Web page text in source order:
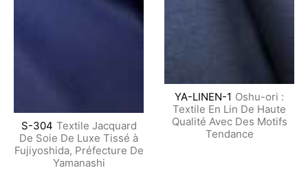
S-304 Textile Jacquard
De Soie De Luxe Tissé à
Fujiyoshida, Préfecture De
Yamanashi
YA-LINEN-1 Oshu-ori :
Textile En Lin De Haute
Qualité Avec Des Motifs
Tendance